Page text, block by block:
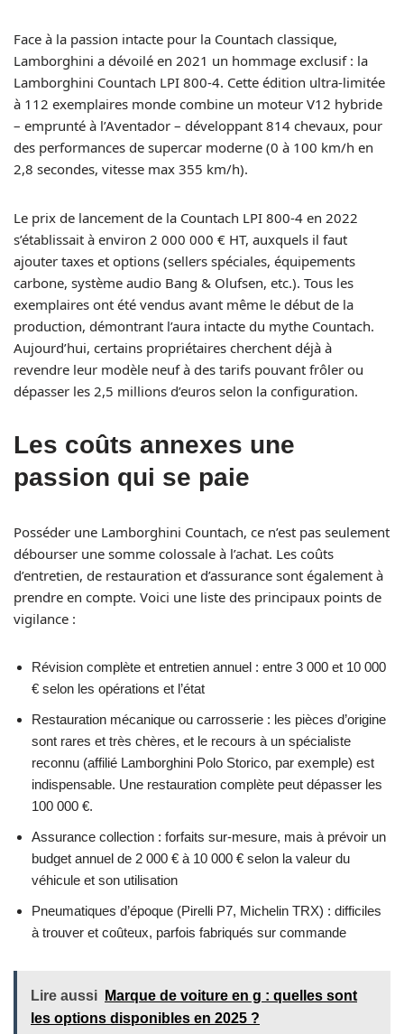
Face à la passion intacte pour la Countach classique,
Lamborghini a dévoilé en 2021 un hommage exclusif : la
Lamborghini Countach LPI 800-4. Cette édition ultra-limitée
à 112 exemplaires monde combine un moteur V12 hybride
– emprunté à l’Aventador – développant 814 chevaux, pour
des performances de supercar moderne (0 à 100 km/h en
2,8 secondes, vitesse max 355 km/h).
Le prix de lancement de la Countach LPI 800-4 en 2022
s’établissait à environ 2 000 000 € HT, auxquels il faut
ajouter taxes et options (sellers spéciales, équipements
carbone, système audio Bang & Olufsen, etc.). Tous les
exemplaires ont été vendus avant même le début de la
production, démontrant l’aura intacte du mythe Countach.
Aujourd’hui, certains propriétaires cherchent déjà à
revendre leur modèle neuf à des tarifs pouvant frôler ou
dépasser les 2,5 millions d’euros selon la configuration.
Les coûts annexes une
passion qui se paie
Posséder une Lamborghini Countach, ce n’est pas seulement
débourser une somme colossale à l’achat. Les coûts
d’entretien, de restauration et d’assurance sont également à
prendre en compte. Voici une liste des principaux points de
vigilance :
Révision complète et entretien annuel : entre 3 000 et 10 000
€ selon les opérations et l’état
Restauration mécanique ou carrosserie : les pièces d’origine
sont rares et très chères, et le recours à un spécialiste
reconnu (affilié Lamborghini Polo Storico, par exemple) est
indispensable. Une restauration complète peut dépasser les
100 000 €.
Assurance collection : forfaits sur-mesure, mais à prévoir un
budget annuel de 2 000 € à 10 000 € selon la valeur du
véhicule et son utilisation
Pneumatiques d’époque (Pirelli P7, Michelin TRX) : difficiles
à trouver et coûteux, parfois fabriqués sur commande
Lire aussi
Marque de voiture en g : quelles sont
les options disponibles en 2025 ?